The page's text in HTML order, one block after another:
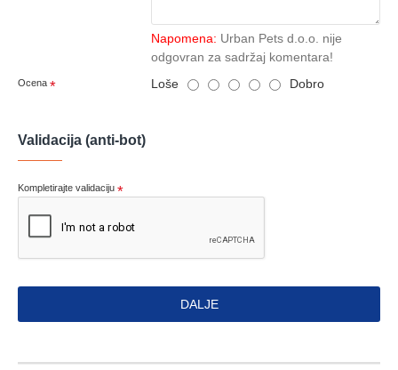
Napomena: Urban Pets d.o.o. nije
odgovran za sadržaj komentara!
Ocena Loše Dobro
Validacija (anti-bot)
Kompletirajte validaciju
DALJE